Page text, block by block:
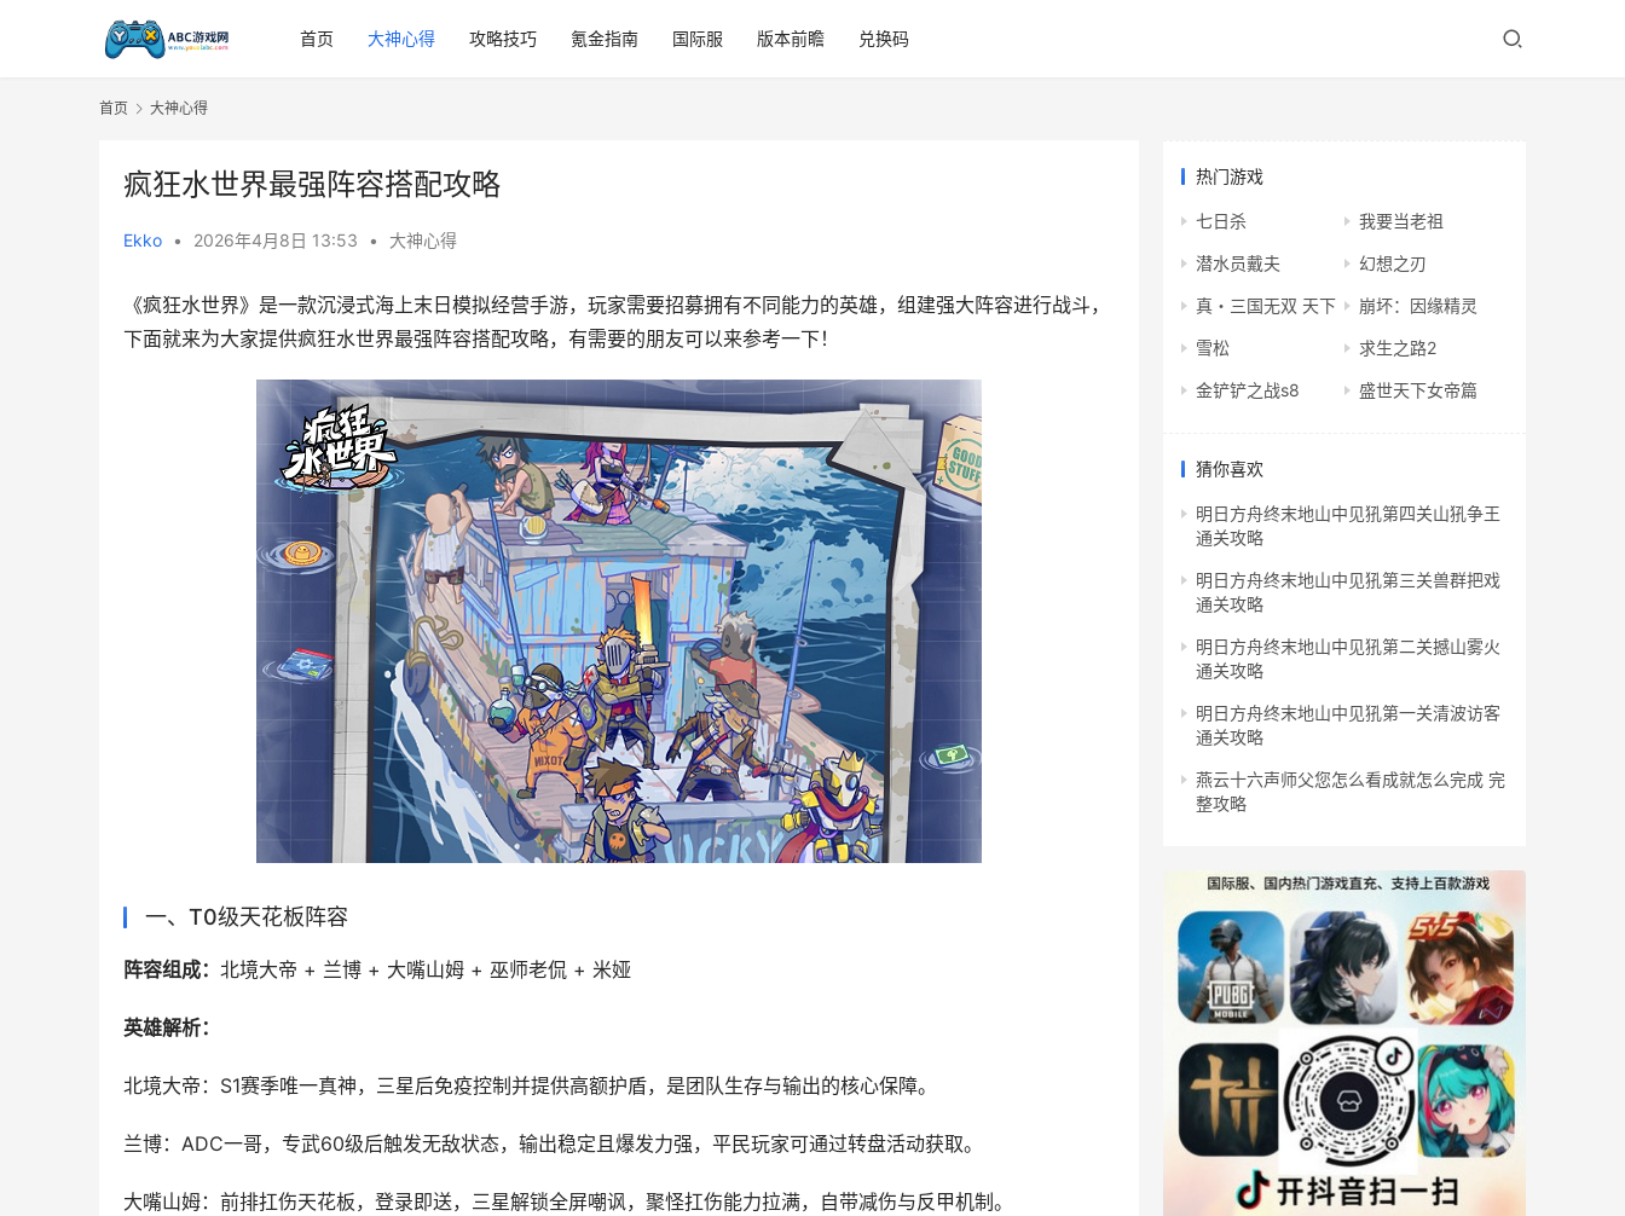
首页 大神心得 攻略技巧 氪金指南 国际服 版本前瞻 兑换码
首页 大神心得
疯狂水世界最强阵容搭配攻略
Ekko • 2026年4月8日 13:53 • 大神心得
《疯狂水世界》是一款沉浸式海上末日模拟经营手游，玩家需要招募拥有不同能力的英雄，组建强大阵容进行战斗，
下面就来为大家提供疯狂水世界最强阵容搭配攻略，有需要的朋友可以来参考一下！
一、T0级天花板阵容‌
‌阵容组成‌： 北境大帝 + 兰博 + 大嘴山姆 + 巫师老侃 + 米娅
英雄解析：
‌北境大帝‌：S1赛季唯一真神，三星后免疫控制并提供高额护盾，是团队生存与输出的核心保障。
‌兰博‌：ADC一哥，专武60级后触发无敌状态，输出稳定且爆发力强，平民玩家可通过转盘活动获取。
‌大嘴山姆‌：前排扛伤天花板，登录即送，三星解锁全屏嘲讽，聚怪扛伤能力拉满，自带减伤与反甲机制。
热门游戏
七日杀 我要当老祖
潜水员戴夫 幻想之刃
真・三国无双 天下 崩坏：因缘精灵
雪松 求生之路2
金铲铲之战s8 盛世天下女帝篇
猜你喜欢
明日方舟终末地山中见犼第四关山犼争王
通关攻略
明日方舟终末地山中见犼第三关兽群把戏
通关攻略
明日方舟终末地山中见犼第二关撼山雾火
通关攻略
明日方舟终末地山中见犼第一关清波访客
通关攻略
燕云十六声师父您怎么看成就怎么完成 完
整攻略